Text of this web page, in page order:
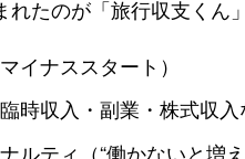
たのが「旅行収支くん
イナススタート）
時収入・副業・株式収入
ルティ（“働かないと増え